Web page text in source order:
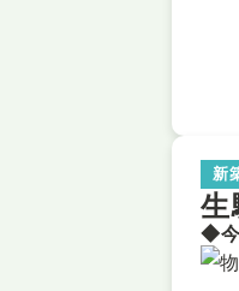
新